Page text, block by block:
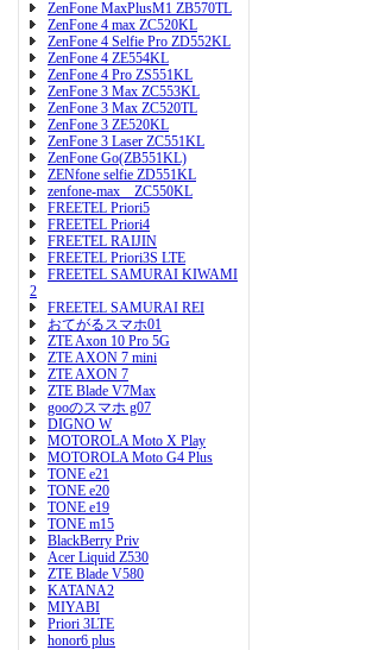
ZenFone MaxPlusM1 ZB570TL
ZenFone 4 max ZC520KL
ZenFone 4 Selfie Pro ZD552KL
ZenFone 4 ZE554KL
ZenFone 4 Pro ZS551KL
ZenFone 3 Max ZC553KL
ZenFone 3 Max ZC520TL
ZenFone 3 ZE520KL
ZenFone 3 Laser ZC551KL
ZenFone Go(ZB551KL)
ZENfone selfie ZD551KL
zenfone-max ZC550KL
FREETEL Priori5
FREETEL Priori4
FREETEL RAIJIN
FREETEL Priori3S LTE
FREETEL SAMURAI KIWAMI
2
FREETEL SAMURAI REI
おてがるスマホ01
ZTE Axon 10 Pro 5G
ZTE AXON 7 mini
ZTE AXON 7
ZTE Blade V7Max
gooのスマホ g07
DIGNO W
MOTOROLA Moto X Play
MOTOROLA Moto G4 Plus
TONE e21
TONE e20
TONE e19
TONE m15
BlackBerry Priv
Acer Liquid Z530
ZTE Blade V580
KATANA2
MIYABI
Priori 3LTE
honor6 plus